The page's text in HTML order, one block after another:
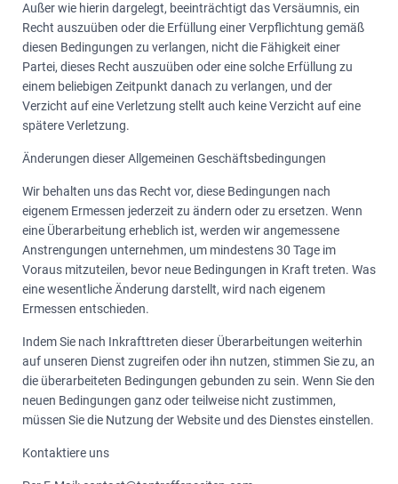
Außer wie hierin dargelegt, beeinträchtigt das Versäumnis, ein
Recht auszuüben oder die Erfüllung einer Verpflichtung gemäß
diesen Bedingungen zu verlangen, nicht die Fähigkeit einer
Partei, dieses Recht auszuüben oder eine solche Erfüllung zu
einem beliebigen Zeitpunkt danach zu verlangen, und der
Verzicht auf eine Verletzung stellt auch keine Verzicht auf eine
spätere Verletzung.
Änderungen dieser Allgemeinen Geschäftsbedingungen
Wir behalten uns das Recht vor, diese Bedingungen nach
eigenem Ermessen jederzeit zu ändern oder zu ersetzen. Wenn
eine Überarbeitung erheblich ist, werden wir angemessene
Anstrengungen unternehmen, um mindestens 30 Tage im
Voraus mitzuteilen, bevor neue Bedingungen in Kraft treten. Was
eine wesentliche Änderung darstellt, wird nach eigenem
Ermessen entschieden.
Indem Sie nach Inkrafttreten dieser Überarbeitungen weiterhin
auf unseren Dienst zugreifen oder ihn nutzen, stimmen Sie zu, an
die überarbeiteten Bedingungen gebunden zu sein. Wenn Sie den
neuen Bedingungen ganz oder teilweise nicht zustimmen,
müssen Sie die Nutzung der Website und des Dienstes einstellen.
Kontaktiere uns